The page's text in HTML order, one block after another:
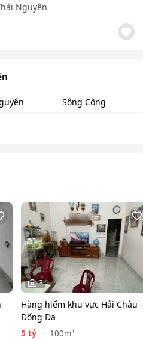
Nguyên
Sông Công
3
Hàng hiếm khu vực Hải Châu
Đống Đa
5 tỷ
100m²